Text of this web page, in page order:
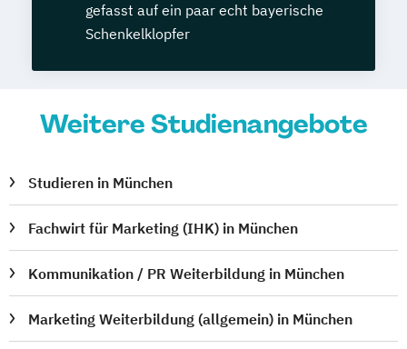
gefasst auf ein paar echt bayerische
Schenkelklopfer
Weitere Studienangebote
Studieren in München
Fachwirt für Marketing (IHK) in München
Kommunikation / PR Weiterbildung in München
Marketing Weiterbildung (allgemein) in München